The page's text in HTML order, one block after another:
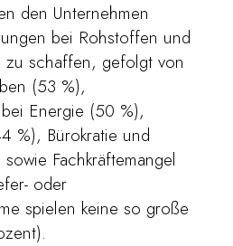
den Unternehmen
bei Rohstoffen und
zu schaffen, gefolgt von
(53 %),
Energie (50 %),
%), Bürokratie und
Fachkräftemangel
oder
spielen keine so große